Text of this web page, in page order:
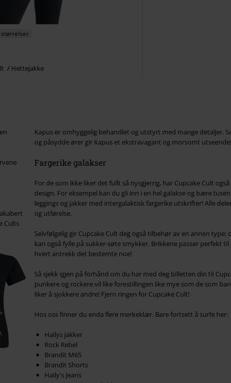
størrelser
Hettejakke
Cults
Kapus er omhyggelig behandlet og utstyrt med mange detaljer.
og påsydde ører gir Kapus et ekstravagant og morsomt utseende!
Fargerike galakser
For de som ikke liker det fullt så nysgjerrig, har Cupcake Cult
design. For eksempel kan du gli inn i en hel galakse og bære
leggings og jakker med intergalaktisk fargerike utskrifter! Alle
og utførelse.
Selvfølgelig gir Cupcake Cult deg også tilbehør av en annen
kan også fylle på sukker-søte smykker. Brikkene passer perfekt
hvert antrekk det bestemte noe!
Så sjekk igjen på forhånd om du har med deg billetten din til
punkere og rockere vil like forestillingen like mye som de som
liker å sjokkere andre! Fjern ringen for Cupcake Cult!
Hos oss finner du enda flere merkeklær. Bare fortsett å surfe her:
Hailys jakker
Rock Rebel
Brandit M65
Brandit Shorts
Haily's Jeans